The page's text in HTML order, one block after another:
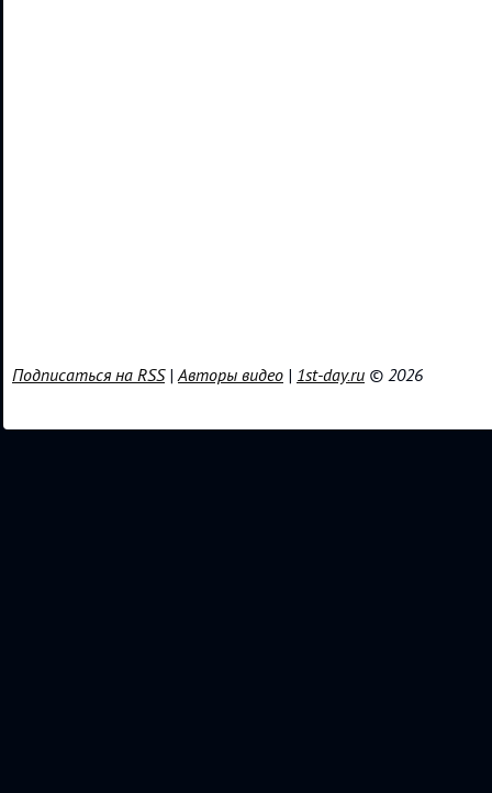
Подписаться на RSS|Авторы видео | 1st-day.ru © 2026